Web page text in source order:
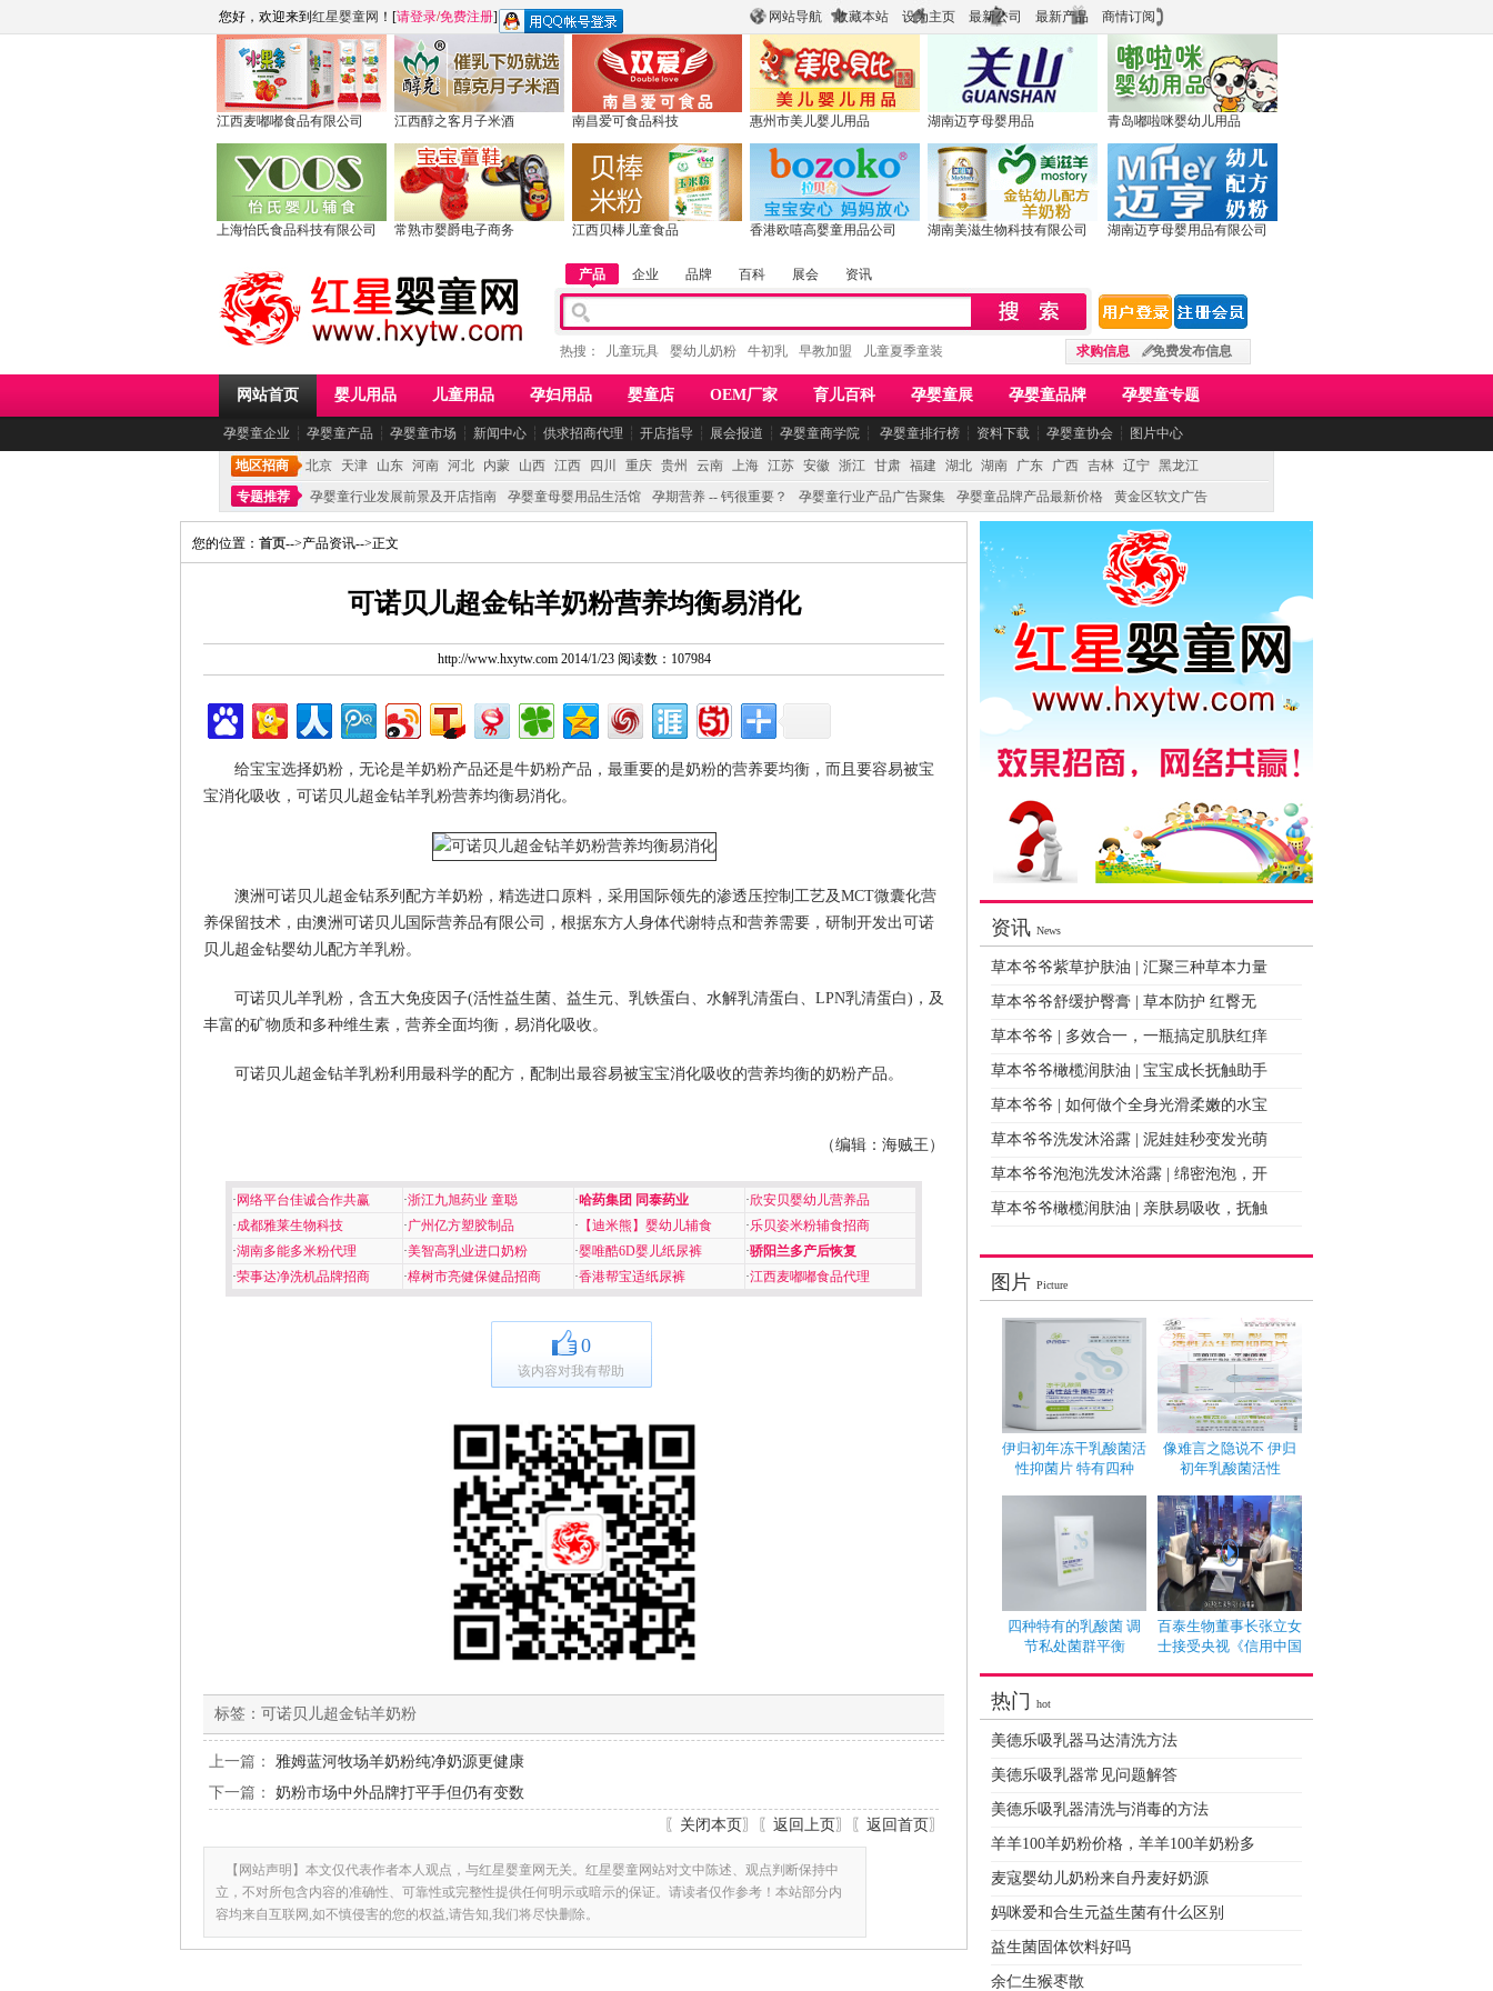
网站导航 收藏本站 设为主页 最新公司 最新产品 商情订阅
您好，欢迎来到 红星婴童网 ！[请登录/免费注册]
江西麦嘟嘟食品有限公司 江西醇之客月子米酒 南昌爱可食品科技 惠州市美儿婴儿用品 湖南迈亨母婴用品 青岛嘟啦咪婴幼儿用品
上海怡氏食品科技有限公司 常熟市婴爵电子商务 江西贝棒儿童食品 香港欧嘻高婴童用品公司 湖南美滋生物科技有限公司 湖南迈亨母婴用品有限公司
产品 企业 品牌 百科 展会 资讯
求购信息 免费发布信息
热搜： 儿童玩具 婴幼儿奶粉 牛初乳 早教加盟 儿童夏季童装
网站首页 婴儿用品 儿童用品 孕妇用品 婴童店 OEM厂家 育儿百科 孕婴童展 孕婴童品牌 孕婴童专题
孕婴童企业 ┆ 孕婴童产品 ┆ 孕婴童市场 ┆ 新闻中心 ┆ 供求招商代理 ┆ 开店指导 ┆ 展会报道 ┆ 孕婴童商学院 ┆ 孕婴童排行榜 ┆ 资料下载 ┆ 孕婴童协会 ┆ 图片中心
地区招商 北京 天津 山东 河南 河北 内蒙 山西 江西 四川 重庆 贵州 云南 上海 江苏 安徽 浙江 甘肃 福建 湖北 湖南 广东 广西 吉林 辽宁 黑龙江
专题推荐
孕婴童行业发展前景及开店指南 孕婴童母婴用品生活馆 孕期营养 -- 钙很重要？ 孕婴童行业产品广告聚集 孕婴童品牌产品最新价格 黄金区软文广告
您的位置： 首页-->产品资讯-->正文
可诺贝儿超金钻羊奶粉营养均衡易消化
http://www.hxytw.com 2014/1/23 阅读数：107984
给宝宝选择奶粉，无论是羊奶粉产品还是牛奶粉产品，最重要的是奶粉的营养要均衡，而且要容易被宝
宝消化吸收，可诺贝儿超金钻羊乳粉营养均衡易消化。
澳洲可诺贝儿超金钻系列配方羊奶粉，精选进口原料，采用国际领先的渗透压控制工艺及MCT微囊化营
养保留技术，由澳洲可诺贝儿国际营养品有限公司，根据东方人身体代谢特点和营养需要，研制开发出可诺
贝儿超金钻婴幼儿配方羊乳粉。
可诺贝儿羊乳粉，含五大免疫因子(活性益生菌、益生元、乳铁蛋白、水解乳清蛋白、LPN乳清蛋白)，及
丰富的矿物质和多种维生素，营养全面均衡，易消化吸收。
可诺贝儿超金钻羊乳粉利用最科学的配方，配制出最容易被宝宝消化吸收的营养均衡的奶粉产品。
（编辑：海贼王）
· 网络平台佳诚合作共赢 ·浙江九旭药业 童聪 ·哈药集团 同泰药业 ·欣安贝婴幼儿营养品
·成都雅莱生物科技 ·广州亿方塑胶制品 · 【迪米熊】婴幼儿辅食 ·乐贝姿米粉辅食招商
·湖南多能多米粉代理 ·美智高乳业进口奶粉 ·婴唯酷6D婴儿纸尿裤 ·骄阳兰多产后恢复
·荣事达净洗机品牌招商 ·樟树市亮健保健品招商 ·香港帮宝适纸尿裤 ·江西麦嘟嘟食品代理
0
该内容对我有帮助
标签： 可诺贝儿超金钻羊奶粉
上一篇： 雅姆蓝河牧场羊奶粉纯净奶源更健康
下一篇： 奶粉市场中外品牌打平手但仍有变数
〖 关闭本页〗〖 返回上页〗〖 返回首页〗
【网站声明】本文仅代表作者本人观点，与红星婴童网无关。红星婴童网站对文中陈述、观点判断保持中
立，不对所包含内容的准确性、可靠性或完整性提供任何明示或暗示的保证。请读者仅作参考！本站部分内
容均来自互联网,如不慎侵害的您的权益,请告知,我们将尽快删除。
资讯 News
草本爷爷紫草护肤油 | 汇聚三种草本力量
草本爷爷舒缓护臀膏 | 草本防护 红臀无
草本爷爷 | 多效合一，一瓶搞定肌肤红痒
草本爷爷橄榄润肤油 | 宝宝成长抚触助手
草本爷爷 | 如何做个全身光滑柔嫩的水宝
草本爷爷洗发沐浴露 | 泥娃娃秒变发光萌
草本爷爷泡泡洗发沐浴露 | 绵密泡泡，开
草本爷爷橄榄润肤油 | 亲肤易吸收，抚触
图片 Picture
伊归初年冻干乳酸菌活
性抑菌片 特有四种
像难言之隐说不 伊归
初年乳酸菌活性
四种特有的乳酸菌 调
节私处菌群平衡
百泰生物董事长张立女
士接受央视《信用中国
热门 hot
美德乐吸乳器马达清洗方法
美德乐吸乳器常见问题解答
美德乐吸乳器清洗与消毒的方法
羊羊100羊奶粉价格，羊羊100羊奶粉多
麦寇婴幼儿奶粉来自丹麦好奶源
妈咪爱和合生元益生菌有什么区别
益生菌固体饮料好吗
余仁生猴枣散